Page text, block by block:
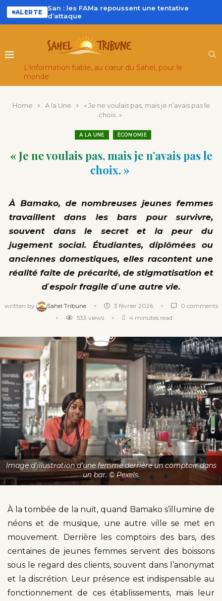
ALERTE
San : les FAMa repoussent une tentative
d’attaque
L'information fiable, au cœur du Sahel, pour le
monde
Home A la Une
« Je ne voulais pas, mais je n’avais pas le
choix. »
A LA UNE ÉCONOMIE
« Je ne voulais pas, mais je n’avais pas le
choix. »
À Bamako, de nombreuses jeunes femmes
travaillent dans les bars pour survivre,
souvent dans le secret et la peur du
jugement social. Étudiantes, diplômées ou
anciennes domestiques, elles racontent une
réalité faite de précarité, de stigmatisation et
d’espoir fragile d’une autre vie.
written by Sahel Tribune 3 février 2026
0 comments
533 views 4 minutes read
Image d'illustration d'une femme derrière un comptoir dans
un bar. © Pexels.
À la tombée de la nuit, quand Bamako s’illumine de
néons et de musique, une autre ville se met en
mouvement. Derrière les comptoirs des bars, des
centaines de jeunes femmes servent des boissons
sous le regard des clients, souvent dans l’anonymat
et la discrétion. Leur présence est indispensable au
fonctionnement de ces établissements, mais leur